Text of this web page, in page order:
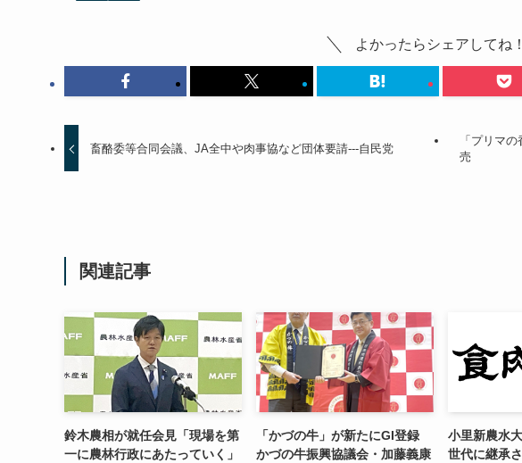
よかったらシェアしてね！
畜酪委等合同会議、JA全中や肉事協など団体要請---自民党
「プリマ
売
関連記事
鈴木農相が就任会見「現場を第
一に農林行政にあたっていく」
「かづの牛」が新たにGI登録
かづの牛振興協議会・加藤義康
小里新農水
世代に継承